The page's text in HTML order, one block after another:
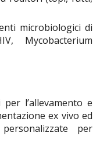
microbiologici di
Mycobacterium
l’allevamento e
ex vivo ed
per